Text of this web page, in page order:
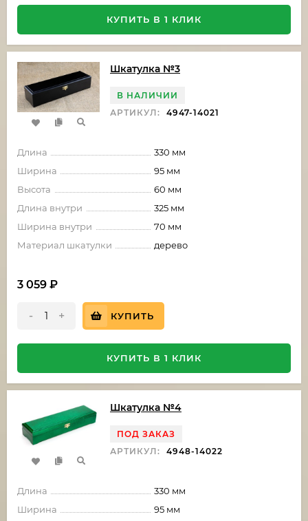
КУПИТЬ В 1 КЛИК
Шкатулка №3
В НАЛИЧИИ
АРТИКУЛ:
4947-14021
Длина
330 мм
Ширина
95 мм
Высота
60 мм
Длина внутри
325 мм
Ширина внутри
70 мм
Материал шкатулки
дерево
3 059 ₽
- + КУПИТЬ
КУПИТЬ В 1 КЛИК
Шкатулка №4
ПОД ЗАКАЗ
АРТИКУЛ:
4948-14022
Длина
330 мм
Ширина
95 мм